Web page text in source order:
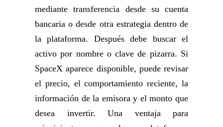
mediante transferencia desde su cuenta
bancaria o desde otra estrategia dentro de
la plataforma. Después debe buscar el
activo por nombre o clave de pizarra. Si
SpaceX aparece disponible, puede revisar
el precio, el comportamiento reciente, la
información de la emisora y el monto que
desea invertir. Una ventaja para